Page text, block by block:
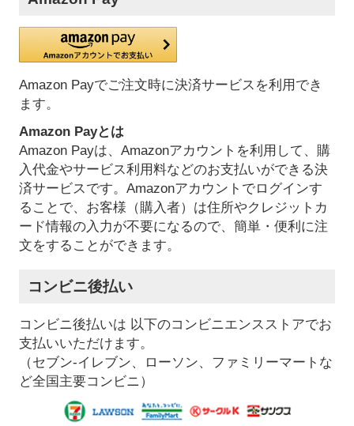
Amazon Payでご注文時に決済サービスを利用でき
ます。
Amazon Payとは
Amazon Payは、Amazonアカウントを利用して、購
入代金やサービス利用料などのお支払いができる決
済サービスです。Amazonアカウントでログインす
ることで、お客様（購入者）は住所やクレジットカ
ード情報の入力が不要になるので、簡単・便利に注
文をすることができます。
コンビニ後払い
コンビニ後払いは 以下のコンビニエンスストアでお
支払いいただけます。
（セブン-イレブン、ローソン、ファミリーマートな
ど全国主要コンビニ）